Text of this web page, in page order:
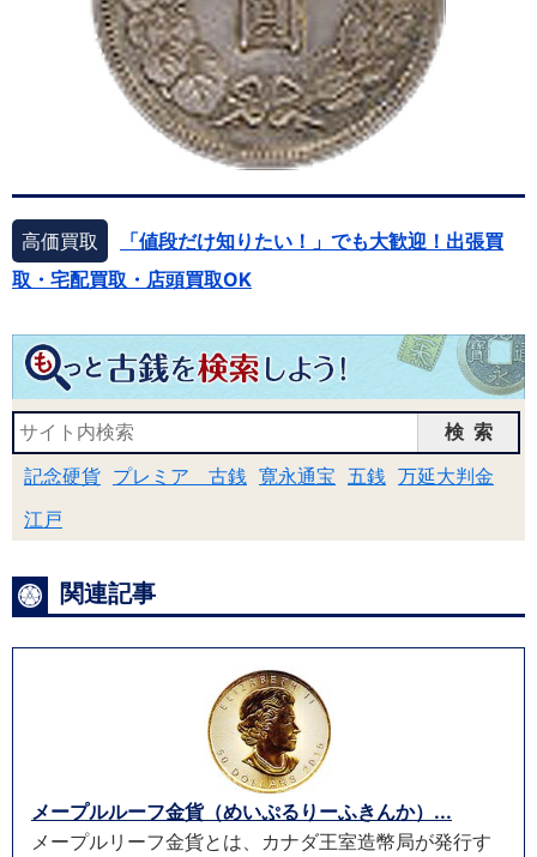
高価買取
「値段だけ知りたい！」でも大歓迎！出張買
取・宅配買取・店頭買取OK
検索
記念硬貨 プレミア 古銭 寛永通宝 五銭 万延大判金
江戸
関連記事
メープルルーフ金貨（めいぷるりーふきんか）...
メープルリーフ金貨とは、カナダ王室造幣局が発行す